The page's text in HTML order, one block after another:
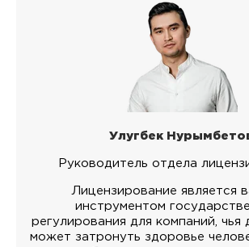
Улугбек
Руководитель отдела
Лицензирование является
инструментом
регулирования для компаний, чья
может затронуть здоровье